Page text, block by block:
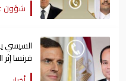
شؤون
السيسي
فرنسا